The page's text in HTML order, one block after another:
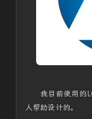
我目前使用的
人帮助设计的。